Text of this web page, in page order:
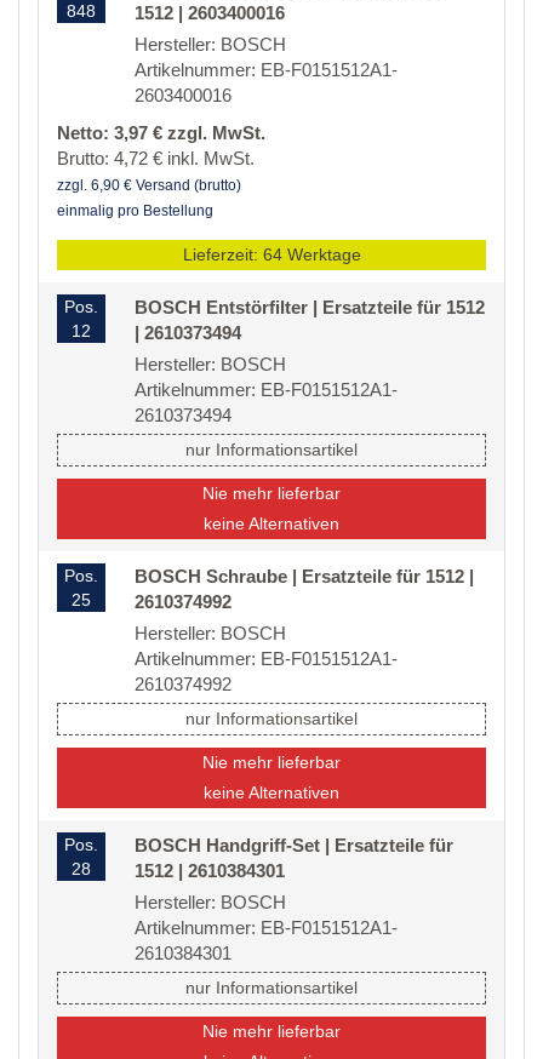
848
1512 | 2603400016
Hersteller: BOSCH
Artikelnummer: EB-F0151512A1-
2603400016
Netto: 3,97 € zzgl. MwSt.
Brutto: 4,72 € inkl. MwSt.
zzgl. 6,90 € Versand (brutto)
einmalig pro Bestellung
Lieferzeit: 64 Werktage
Pos.
12
BOSCH Entstörfilter | Ersatzteile für 1512
| 2610373494
Hersteller: BOSCH
Artikelnummer: EB-F0151512A1-
2610373494
nur Informationsartikel
Nie mehr lieferbar
keine Alternativen
Pos.
25
BOSCH Schraube | Ersatzteile für 1512 |
2610374992
Hersteller: BOSCH
Artikelnummer: EB-F0151512A1-
2610374992
nur Informationsartikel
Nie mehr lieferbar
keine Alternativen
Pos.
28
BOSCH Handgriff-Set | Ersatzteile für
1512 | 2610384301
Hersteller: BOSCH
Artikelnummer: EB-F0151512A1-
2610384301
nur Informationsartikel
Nie mehr lieferbar